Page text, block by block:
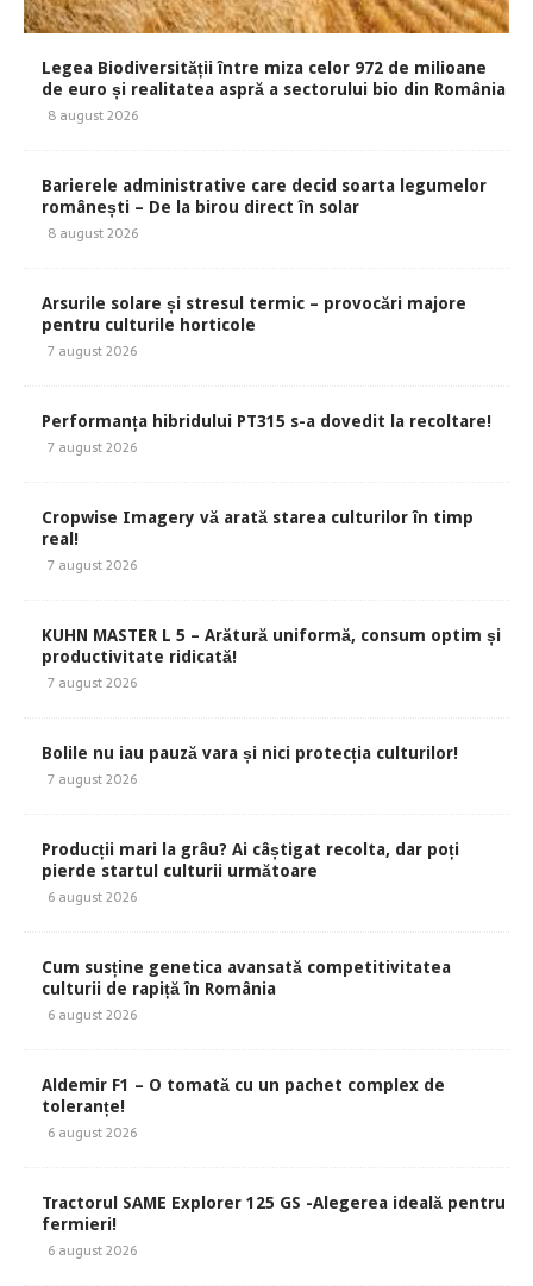
Legea Biodiversității între miza celor 972 de milioane
de euro și realitatea aspră a sectorului bio din România
8 august 2026
Barierele administrative care decid soarta legumelor
românești – De la birou direct în solar
8 august 2026
Arsurile solare și stresul termic – provocări majore
pentru culturile horticole
7 august 2026
Performanța hibridului PT315 s-a dovedit la recoltare!
7 august 2026
Cropwise Imagery vă arată starea culturilor în timp
real!
7 august 2026
KUHN MASTER L 5 – Arătură uniformă, consum optim și
productivitate ridicată!
7 august 2026
Bolile nu iau pauză vara și nici protecția culturilor!
7 august 2026
Producții mari la grâu? Ai câștigat recolta, dar poți
pierde startul culturii următoare
6 august 2026
Cum susține genetica avansată competitivitatea
culturii de rapiță în România
6 august 2026
Aldemir F1 – O tomată cu un pachet complex de
toleranțe!
6 august 2026
Tractorul SAME Explorer 125 GS -Alegerea ideală pentru
fermieri!
6 august 2026